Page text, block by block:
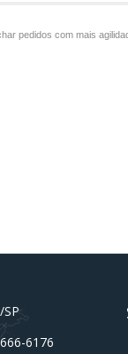
pedidos com mais
6176